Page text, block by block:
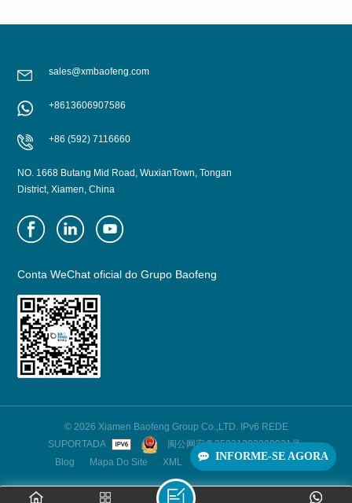
INFORME-SE AGORA
sales@xmbaofeng.com
+8613606907586
+86 (592) 7116660
NO. 1668 Butang Mid Road, WuxianTown, Tongan
District, Xiamen, China
Conta WeChat oficial do Grupo Baofeng
© 2026 Xiamen Baofeng Group Co.,LTD. IPv6 REDE
SUPORTADA
闽公网安备35021202000921号
Blog
Mapa Do Site XML Política De Privacidade